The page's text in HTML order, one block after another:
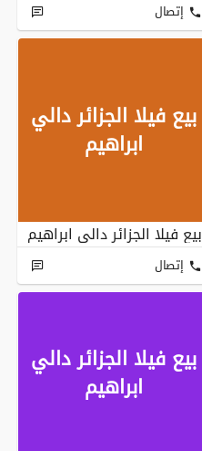
إتصال
بيع فيلا الجزائر دالي
ابراهيم
بيع فيلا الجزائر دالي ابراهيم
إتصال
بيع فيلا الجزائر دالي
ابراهيم